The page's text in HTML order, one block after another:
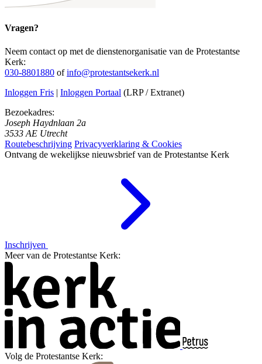
Vragen?
Neem contact op met de dienstenorganisatie van de Protestantse
Kerk:
030-8801880 ofinfo@protestantsekerk.nl
Inloggen Fris | Inloggen Portaal (LRP / Extranet)
Bezoekadres:
Joseph Haydnlaan 2a
3533 AE Utrecht
Routebeschrijving Privacyverklaring & Cookies
Ontvang de wekelijkse nieuwsbrief van de Protestantse Kerk
Inschrijven
Meer van de Protestantse Kerk:
Volg de Protestantse Kerk: